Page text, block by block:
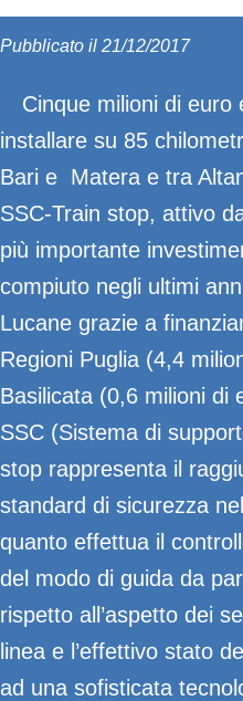
Pubblicato il 21/12/2017
Cinque milioni di
installare su 85
Bari e Matera e tra
SSC-Train stop, attivo
più importante
compiuto negli ultimi
Lucane grazie a
Regioni Puglia (4,4
Basilicata (0,6 milioni di
SSC (Sistema di
stop rappresenta il
standard di sicurezza
quanto effettua il
del modo di guida da
rispetto all’aspetto dei
linea e l’effettivo stato
ad una sofisticata